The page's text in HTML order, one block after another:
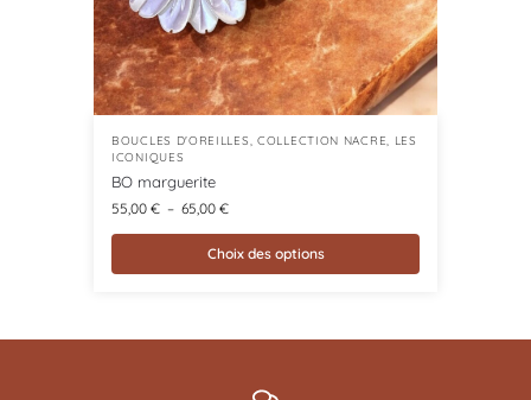
BOUCLES D'OREILLES ,COLLECTION NACRE
LES
ICONIQUES
BO marguerite
55,00 € – 65,00 €
Choix des options